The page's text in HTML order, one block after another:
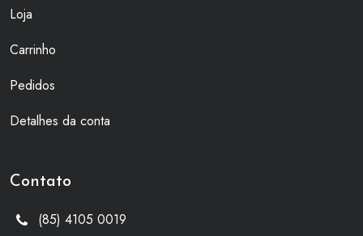
Loja
Carrinho
Pedidos
Detalhes da conta
Contato
(85) 4105 0019